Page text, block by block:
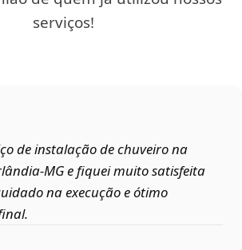
serviços!
de instalação de chuveiro na
e fiquei muito satisfeita
na execução e ótimo